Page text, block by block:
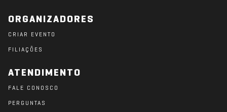
ORGANIZADORES
CRIAR EVENTO
FILIAÇÕES
ATENDIMENTO
FALE CONOSCO
PERGUNTAS